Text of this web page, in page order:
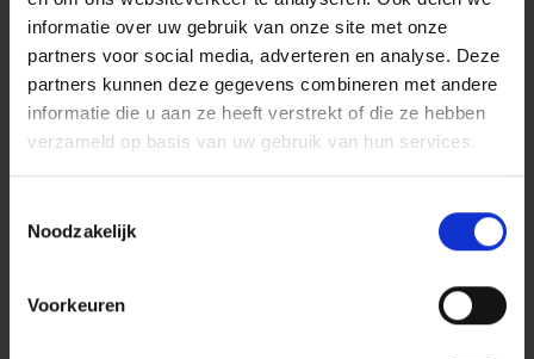
informatie over uw gebruik van onze site met onze
partners voor social media, adverteren en analyse. Deze
partners kunnen deze gegevens combineren met andere
informatie die u aan ze heeft verstrekt of die ze hebben
verzameld op basis van uw gebruik van hun services.
Noodzakelijk
Voorkeuren
het contract genoteerd staat.
Gezinsformule
ARCES dekt alle voertuigen van het gezin, zonder te
vragen hoeveel voertuigen dat zijn en welke
Vlootformule
ARCES dekt alle voertuigen die de verzekeringnemer